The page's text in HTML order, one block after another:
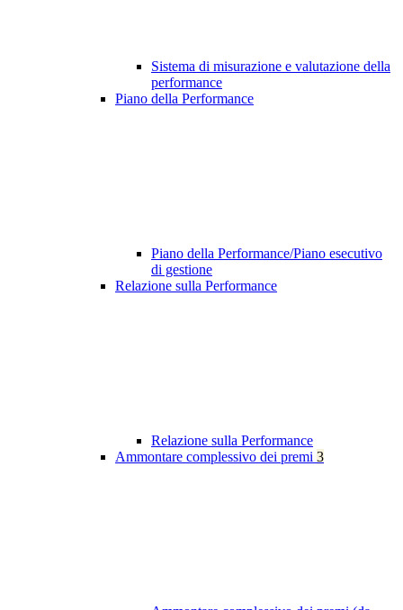
Sistema di misurazione e valutazione della
performance
Piano della Performance
Piano della Performance/Piano esecutivo
di gestione
Relazione sulla Performance
Relazione sulla Performance
Ammontare complessivo dei premi 3